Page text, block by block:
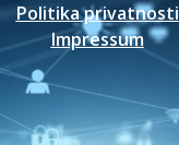
Politika privatnosti
Impressum